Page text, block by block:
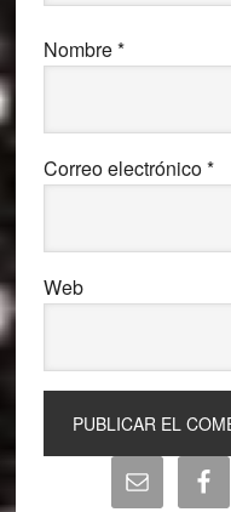
Nombre*
Correo electrónico*
Web
Barra